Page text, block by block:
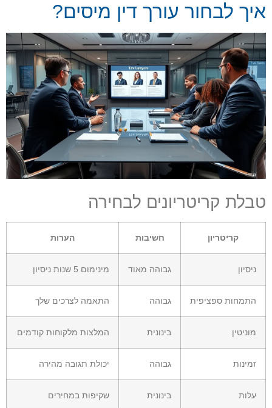
איך לבחור עורך דין מיסים?
טבלת קריטריונים לבחירה
קריטריון חשיבות הערות
ניסיון גבוהה מאוד מינימום 5 שנות ניסיון
התמחות ספציפית גבוהה התאמה לצרכים שלך
מוניטין בינונית המלצות מלקוחות קודמים
זמינות גבוהה יכולת תגובה מהירה
עלות בינונית שקיפות במחירים